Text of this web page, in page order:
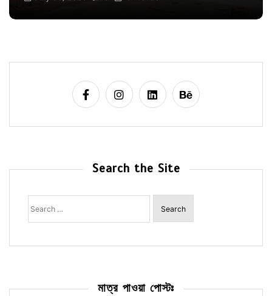
Search the Site
Search
for:
মাত্র পাওয়া পোস্টঃ